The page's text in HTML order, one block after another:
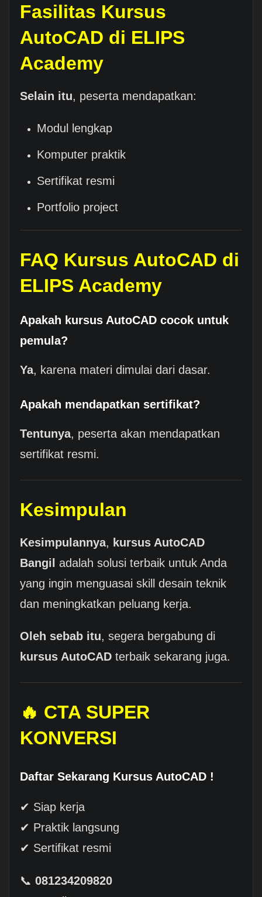
Fasilitas Kursus
AutoCAD di ELIPS
Academy
Selain itu, peserta mendapatkan:
Modul lengkap
Komputer praktik
Sertifikat resmi
Portfolio project
FAQ Kursus AutoCAD di
ELIPS Academy
Apakah kursus AutoCAD cocok untuk
pemula?
Ya, karena materi dimulai dari dasar.
Apakah mendapatkan sertifikat?
Tentunya, peserta akan mendapatkan
sertifikat resmi.
Kesimpulan
Kesimpulannya, kursus AutoCAD
Bangil adalah solusi terbaik untuk Anda
yang ingin menguasai skill desain teknik
dan meningkatkan peluang kerja.
Oleh sebab itu, segera bergabung di
kursus AutoCAD terbaik sekarang juga.
🔥 CTA SUPER
KONVERSI
Daftar Sekarang Kursus AutoCAD !
✔ Siap kerja
✔ Praktik langsung
✔ Sertifikat resmi
📞 081234209820